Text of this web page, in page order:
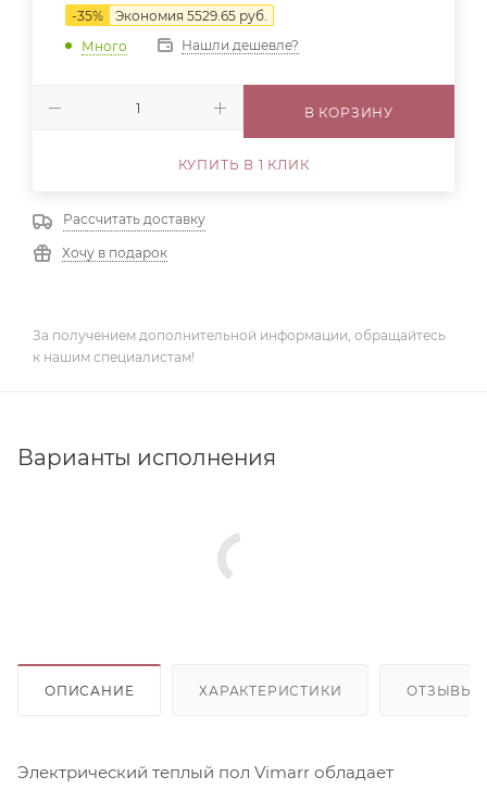
-35% Экономия 5529.65 руб.
Много
Нашли дешевле?
В КОРЗИНУ
КУПИТЬ В 1 КЛИК
Рассчитать доставку
Хочу в подарок
За получением дополнительной информации, обращайтесь
к нашим специалистам!
Варианты исполнения
ОПИСАНИЕ ХАРАКТЕРИСТИКИ ОТЗЫВЫ
Электрический теплый пол Vimarr обладает